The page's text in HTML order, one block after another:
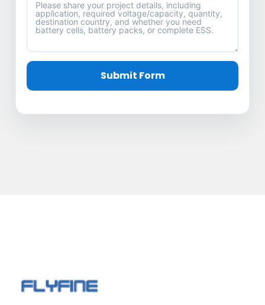
Submit Form